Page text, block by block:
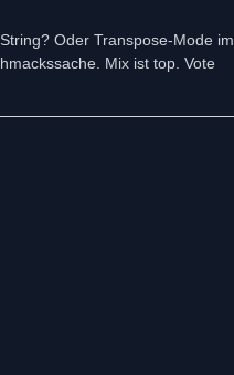
Oder Transpose-Mode im
Mix ist top. Vote